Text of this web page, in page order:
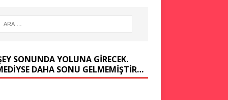
SONUNDA YOLUNA GIRECEK.
DAHA SONU GELMEMIŞTIR…